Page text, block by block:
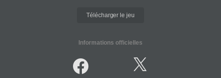
Télécharger le jeu
Informations officielles